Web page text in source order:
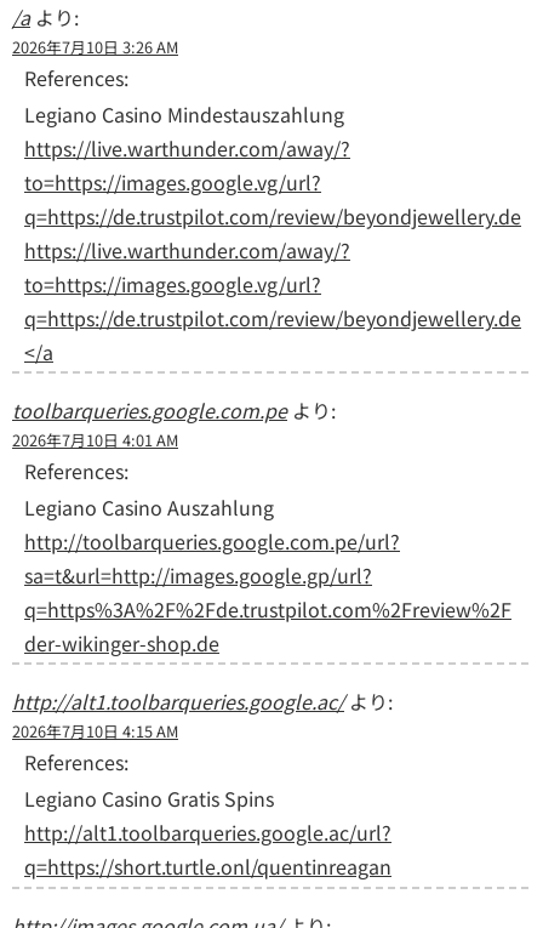
/a より:
2026年7月10日 3:26 AM
References:
Legiano Casino Mindestauszahlung
https://live.warthunder.com/away/?
to=https://images.google.vg/url?
q=https://de.trustpilot.com/review/beyondjewellery.de
https://live.warthunder.com/away/?
to=https://images.google.vg/url?
q=https://de.trustpilot.com/review/beyondjewellery.de
</a
toolbarqueries.google.com.pe より:
2026年7月10日 4:01 AM
References:
Legiano Casino Auszahlung
http://toolbarqueries.google.com.pe/url?
sa=t&url=http://images.google.gp/url?
q=https%3A%2F%2Fde.trustpilot.com%2Freview%2F
der-wikinger-shop.de
http://alt1.toolbarqueries.google.ac/ より:
2026年7月10日 4:15 AM
References:
Legiano Casino Gratis Spins
http://alt1.toolbarqueries.google.ac/url?
q=https://short.turtle.onl/quentinreagan